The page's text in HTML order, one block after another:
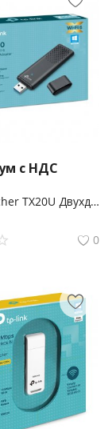
с НДС
TP-Link Archer TX20U Двухдиапазонный USB‑адаптер с поддержкой Wi‑Fi AX1800
0